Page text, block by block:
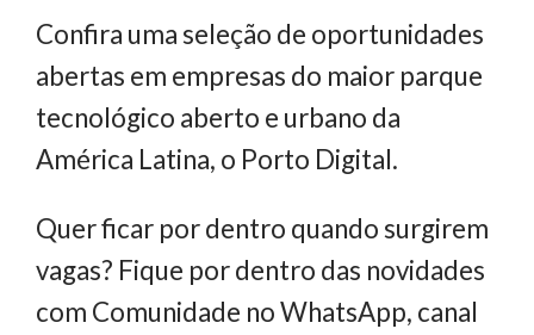
Confira uma seleção de oportunidades
abertas em empresas do maior parque
tecnológico aberto e urbano da
América Latina, o Porto Digital.
Quer ficar por dentro quando surgirem
vagas? Fique por dentro das novidades
com Comunidade no WhatsApp, canal